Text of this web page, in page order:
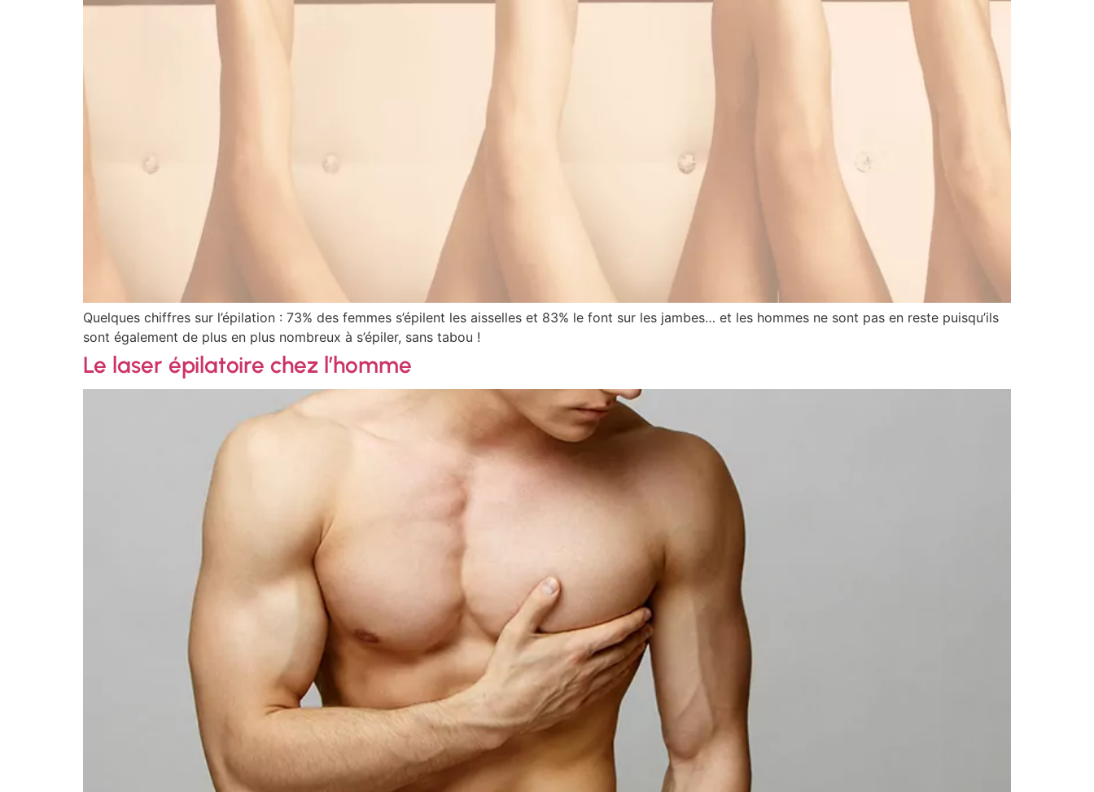
Quelques chiffres sur l’épilation : 73% des femmes s’épilent les aisselles et 83% le font sur les jambes… et les hommes ne sont pas en reste puisqu’ils
sont également de plus en plus nombreux à s’épiler, sans tabou !
Le laser épilatoire chez l’homme